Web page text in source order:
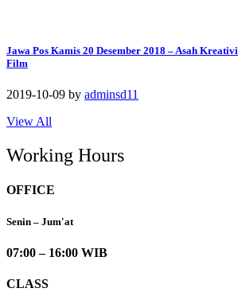
Jawa Pos Kamis 20 Desember 2018 – Asah
Film
2019-10-09 by adminsd11
View All
Working Hours
OFFICE
Senin – Jum'at
07:00 – 16:00 WIB
CLASS